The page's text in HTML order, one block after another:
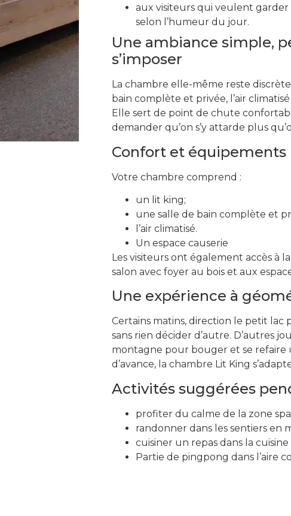
aux visiteurs qui veulent
selon l’humeur du jour.
Une ambiance simple,
s’imposer
La chambre elle-même reste
bain complète et privée, l’air
Elle sert de point de chute
demander qu’on s’y attarde plus
Confort et équipements
Votre chambre comprend :
un lit king;
une salle de bain complète et
l’air climatisé.
Un espace causerie
Les visiteurs ont également accès à
salon avec foyer au bois et aux
Une expérience à
Certains matins, direction le petit lac
sans rien décider d’autre. D’autres
montagne pour bouger et se refaire
d’avance, la chambre Lit King
Activités suggérées
profiter du calme de la zone spa
randonner dans les sentiers en
cuisiner un repas dans la
Partie de pingpong dans l’aire